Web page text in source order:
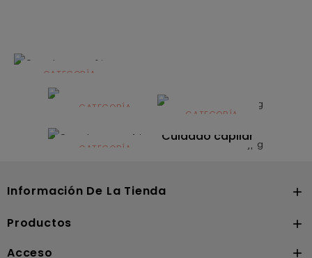
CATEGORÍA
Alimentación
infantilCATEGORÍA
Dermocosmética
CATEGORÍA
Solares
CATEGORÍA
Cuidado capilar
Información De La Tienda 
Productos 
Acceso 